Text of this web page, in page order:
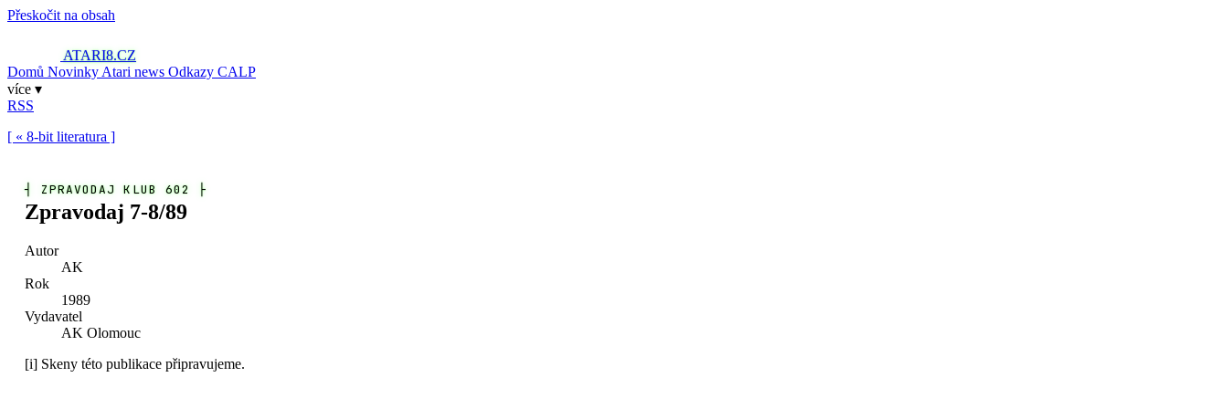
Přeskočit na obsah
ATARI8.CZ
Domů Novinky Atari news Odkazy CALP
více ▾
RSS
[ « 8-bit literatura ]
┤ ZPRAVODAJ KLUB 602 ├
Zpravodaj 7-8/89
Autor
AK
Rok
1989
Vydavatel
AK Olomouc
[i] Skeny této publikace připravujeme.